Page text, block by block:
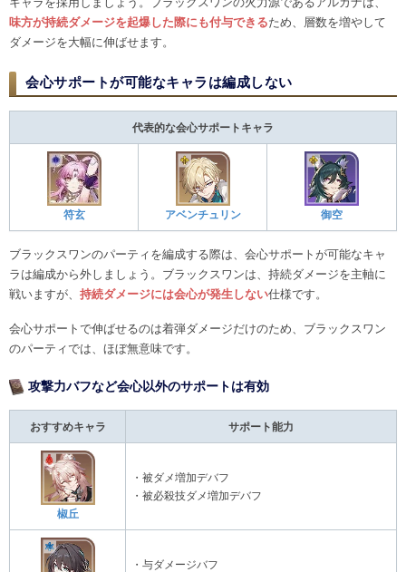
味方が持続ダメージを起爆した際にも付与できるため、層数を増やして
ダメージを大幅に伸ばせます。
会心サポートが可能なキャラは編成しない
代表的な会心サポートキャラ
符玄 アベンチュリン 御空
ブラックスワンのパーティを編成する際は、会心サポートが可能なキャ
ラは編成から外しましょう。ブラックスワンは、持続ダメージを主軸に
戦いますが、 持続ダメージには会心が発生しない仕様です。
会心サポートで伸ばせるのは着弾ダメージだけのため、ブラックスワン
のパーティでは、ほぼ無意味です。
攻撃力バフなど会心以外のサポートは有効
おすすめキャラ サポート能力
椒丘
・被ダメ増加デバフ
・被必殺技ダメ増加デバフ
・与ダメージバフ